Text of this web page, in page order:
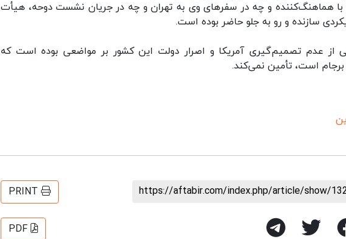
هماهنگ‌کننده و چه در سفرهای وی به تهران و چه در جریان نشست دوحه، هیأت
سازنده و رو به جلو حاضر بوده است.
عدم تصمیم‌گیری آمریکا و اصرار دولت این کشور بر مواضعی بوده است که
است، تأمین نمی‌کند.
https://aftabir.com/index.php/article/show/
PRINT
PDF